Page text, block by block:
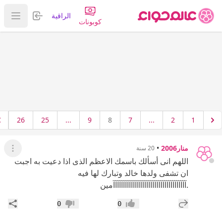
كوبونات
الراقية تسجيل
عرض
1
2
...
7
8
9
...
25
26
منار2006 • 20 سنة عرض
اللهم انى أسألك باسمك الاعظم الذى اذا دعيت به اجبت
ان تشفى ولدها خالد وتبارك لها فيه
.آآآآآآآآآآآآآآآآآآآآآآآآآآآآآآآآآآآآآمين
إضافة رد جديد إعجاب0 عدم إعجاب
0